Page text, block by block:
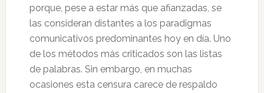
porque, pese a estar más que afianzadas, se
las consideran distantes a los paradigmas
comunicativos predominantes hoy en día. Uno
de los métodos más criticados son las listas
de palabras. Sin embargo, en muchas
ocasiones esta censura carece de respaldo